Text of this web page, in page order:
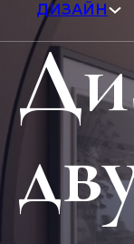
ДИЗАЙН